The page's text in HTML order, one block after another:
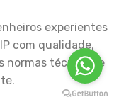
experientes
com qualidade,
normas técnicas e